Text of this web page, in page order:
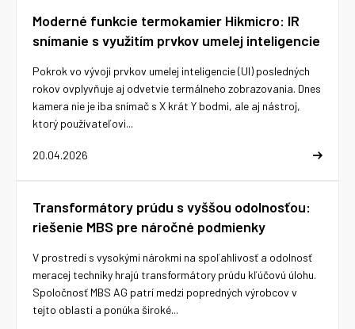
Moderné funkcie termokamier Hikmicro: IR
snímanie s využitím prvkov umelej inteligencie
20.04.2026
Pokrok vo vývoji prvkov umelej inteligencie (UI) posledných
rokov ovplyvňuje aj odvetvie termálneho zobrazovania. Dnes
kamera nie je iba snímač s X krát Y bodmi, ale aj nástroj,
ktorý používateľovi...
Transformátory prúdu s vyššou odolnosťou:
riešenie MBS pre náročné podmienky
V prostredí s vysokými nárokmi na spoľahlivosť a odolnosť
meracej techniky hrajú transformátory prúdu kľúčovú úlohu.
Spoločnosť MBS AG patrí medzi popredných výrobcov v
tejto oblasti a ponúka široké...